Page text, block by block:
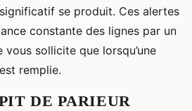
se produit. Ces alertes
constante des lignes par un
sollicite que lorsqu’une
remplie.
DE PARIEUR